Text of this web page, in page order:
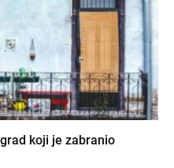
koji je zabranio